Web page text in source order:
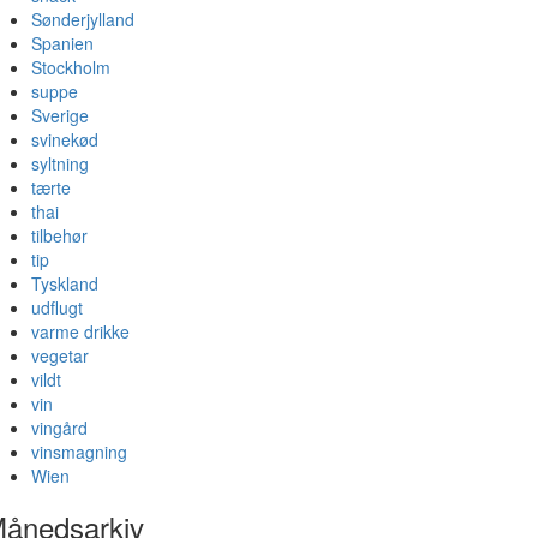
Sønderjylland
Spanien
Stockholm
suppe
Sverige
svinekød
syltning
tærte
thai
tilbehør
tip
Tyskland
udflugt
varme drikke
vegetar
vildt
vin
vingård
vinsmagning
Wien